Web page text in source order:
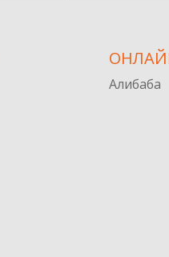
Алибаба